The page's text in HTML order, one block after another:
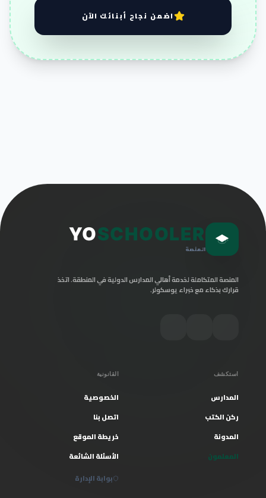
اضمن نجاح أبنائك الآن
YOSCHOOLER
المنصة
المنصة المتكاملة لخدمة أهالي المدارس الدولية في المنطقة. اتخذ
قرارك بذكاء مع خبراء يوسكولر.
استكشف
المدارس
ركن الكتب
المدونة
المعلمون
القانونية
الخصوصية
اتصل بنا
خريطة الموقع
الأسئلة الشائعة
بوابة الإدارة